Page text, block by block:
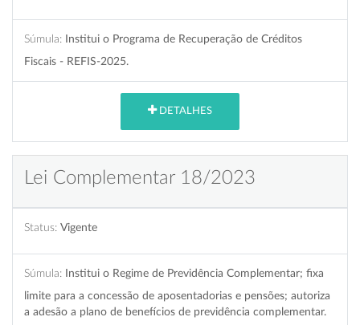
Súmula: Institui o Programa de Recuperação de Créditos
Fiscais - REFIS-2025.
DETALHES
Lei Complementar 18/2023
Status: Vigente
Súmula: Institui o Regime de Previdência Complementar; fixa
limite para a concessão de aposentadorias e pensões; autoriza
a adesão a plano de benefícios de previdência complementar.